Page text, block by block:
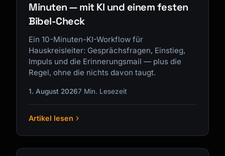
Minuten — mit KI und einem festen
Bibel-Check
Ein 10-Minuten-KI-Workflow für
Hauskreisleiter: Gesprächsfragen, Einstieg,
Impuls und die Erinnerungsmail — plus die
Regel, ohne die nichts davon taugt.
1. August 20267 Min. Lesezeit
Artikel lesen